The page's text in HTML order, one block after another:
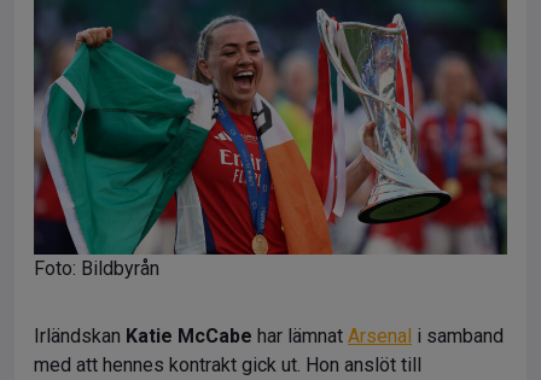
Foto: Bildbyrån
Irländskan Katie McCabe har lämnat Arsenal i samband
med att hennes kontrakt gick ut. Hon anslöt till